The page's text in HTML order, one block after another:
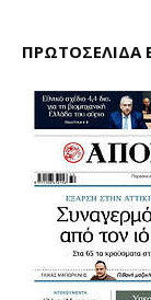
ΠΡΩΤΟΣΕΛΙΔΑ